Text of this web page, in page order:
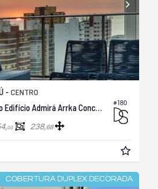
#180
- CENTRO
Apartamento Duplex no Edifício Admirá Arrka Concept
00 238,68
COBERTURA DUPLEX DECORADA